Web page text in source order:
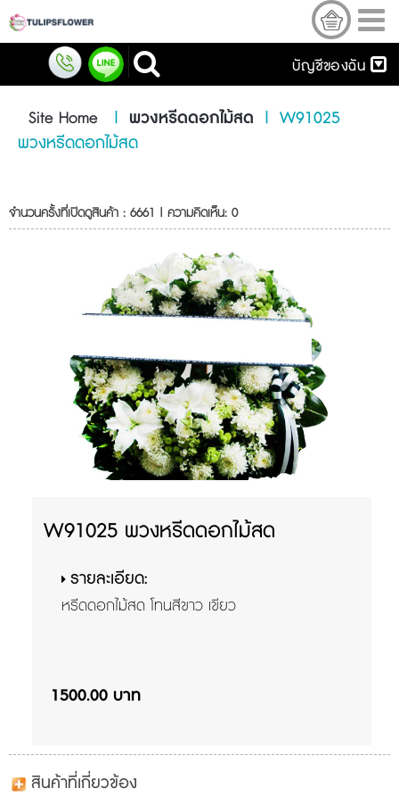
บัญชีของฉัน
Site Home | พวงหรีดดอกไม้สด | W91025
พวงหรีดดอกไม้สด
จำนวนครั้งที่เปิดดูสินค้า : 6661 | ความคิดเห็น: 0
W91025 พวงหรีดดอกไม้สด
รายละเอียด:
หรีดดอกไม้สด โทนสีขาว เขียว
1500.00 บาท
สินค้าที่เกี่ยวข้อง